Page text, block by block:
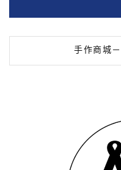
手作商城